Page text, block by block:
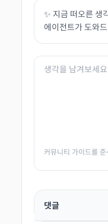
✨ 지금 떠오른 생
에이전트가 도와
커뮤니티 가이드를
댓글